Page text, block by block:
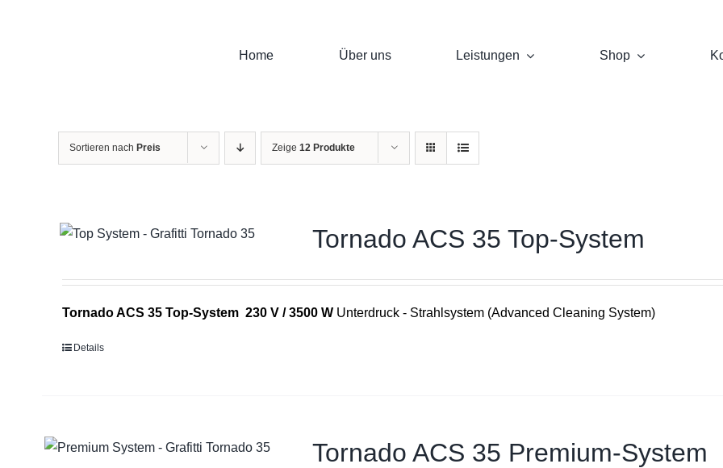
Home Über uns Leistungen Shop
Sortieren nach Preis Zeige 12 Produkte
Tornado ACS 35 Top-System
Tornado ACS 35 Top-System 230 V / 3500 WUnterdruck - Strahlsystem (Advanced Cleaning System)
Details
Tornado ACS 35 Premium-System